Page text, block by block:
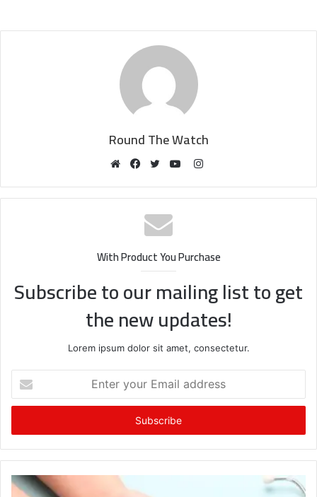
Round The Watch
Instagram
With Product You Purchase
Subscribe to our mailing list to get
the new updates!
Lorem ipsum dolor sit amet, consectetur.
your
Email